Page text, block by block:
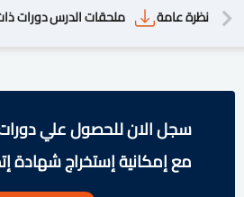
نظرة عامة ملحقات الدرسدورات
سجل الان للحصول علي
مع إمكانية إستخراج شهادة